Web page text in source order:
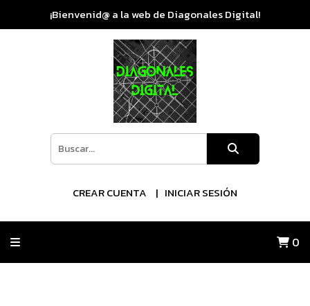
¡Bienvenid@ a la web de Diagonales Digital!
CREAR CUENTA INICIAR SESIÓN
0